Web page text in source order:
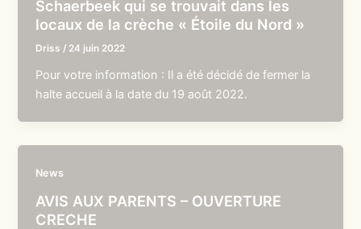
Schaerbeek qui se trouvait dans les
locaux de la crèche « Étoile du Nord »
Driss / 24 juin 2022
Pour votre information : Il a été décidé de fermer la
halte accueil à la date du 19 août 2022.
News
AVIS AUX PARENTS – OUVERTURE
CRECHE